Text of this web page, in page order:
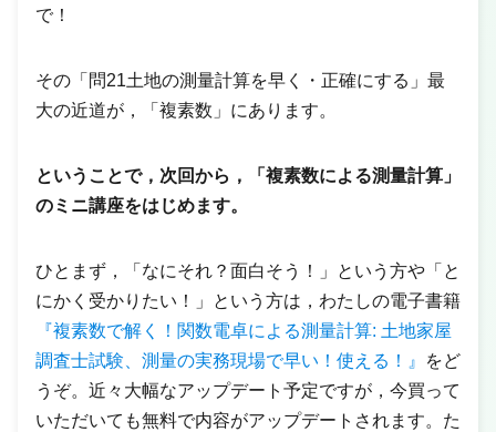
で！
その「問21土地の測量計算を早く・正確にする」最
大の近道が，「複素数」にあります。
ということで，次回から，「複素数による測量計算」
のミニ講座をはじめます。
ひとまず，「なにそれ？面白そう！」という方や「と
にかく受かりたい！」という方は，わたしの電子書籍
『複素数で解く！関数電卓による測量計算: 土地家屋
調査士試験、測量の実務現場で早い！使える！』
をど
うぞ。近々大幅なアップデート予定ですが，今買って
いただいても無料で内容がアップデートされます。た